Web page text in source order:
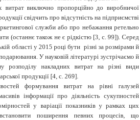
витрат виключно пропорційно до виробничої
свідчить про відсутність на підприємстві
служби або про небажання ретельно
(останнє також не є рідкістю [3, с. 99]). Серед
області у 2015 році бути різні за розмірами й
У науковій літературі зустрічаємо й
розподілу накладних витрат на різні види
продукції [4, с. 269].
формування витрат на рівні галузей
інформації про діяльність сукупностей
у варіації показників у рамках цих
поширення певних процесів, що